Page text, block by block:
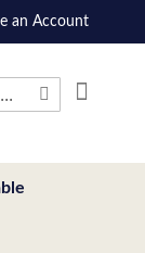
an Account